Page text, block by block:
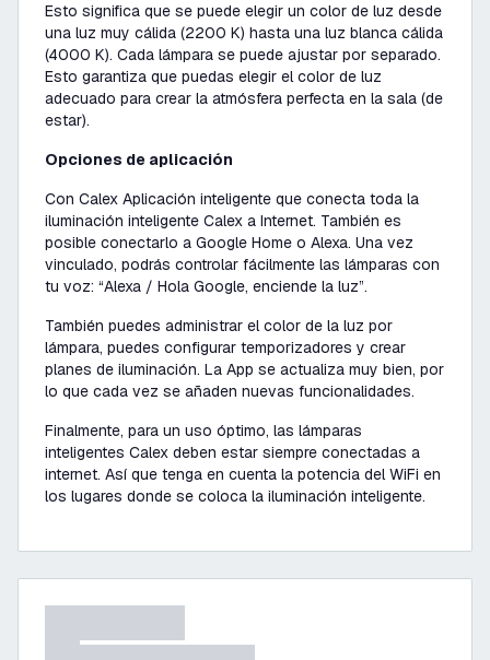
Esto significa que se puede elegir un color de luz desde
una luz muy cálida (2200 K) hasta una luz blanca cálida
(4000 K). Cada lámpara se puede ajustar por separado.
Esto garantiza que puedas elegir el color de luz
adecuado para crear la atmósfera perfecta en la sala (de
estar).
Opciones de aplicación
Con Calex Aplicación inteligente que conecta toda la
iluminación inteligente Calex a Internet. También es
posible conectarlo a Google Home o Alexa. Una vez
vinculado, podrás controlar fácilmente las lámparas con
tu voz: “Alexa / Hola Google, enciende la luz”.
También puedes administrar el color de la luz por
lámpara, puedes configurar temporizadores y crear
planes de iluminación. La App se actualiza muy bien, por
lo que cada vez se añaden nuevas funcionalidades.
Finalmente, para un uso óptimo, las lámparas
inteligentes Calex deben estar siempre conectadas a
internet. Así que tenga en cuenta la potencia del WiFi en
los lugares donde se coloca la iluminación inteligente.